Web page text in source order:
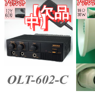
【欠品
中】